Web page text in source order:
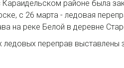
Караидельском районе была
с 26 марта - ледовая
на реке Белой в деревне
ледовых переправ